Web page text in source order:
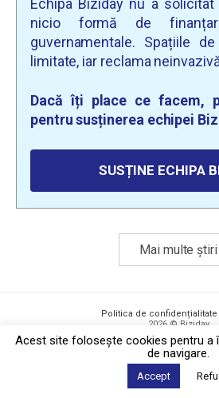
Echipa Biziday nu a
nicio formă de
guvernamentale. Spațiile
limitate, iar reclama
Dacă îți place ce facem,
pentru susținerea echipei
SUSȚINE ECHIPA
Mai multe știri
Politica de confidențialitate
2026 © Biziday
Acest site foloseşte cookies pentru a
de navigare.
Accept